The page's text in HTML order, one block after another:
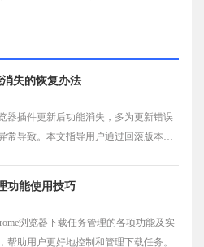
失的恢复办法
器插件更新后功能消失，多为更新错误
常导致。本文指导用户通过回滚版本及
功能使用技巧
浏览器下载任务管理的各项功能及实
帮助用户更好地控制和管理下载任务。